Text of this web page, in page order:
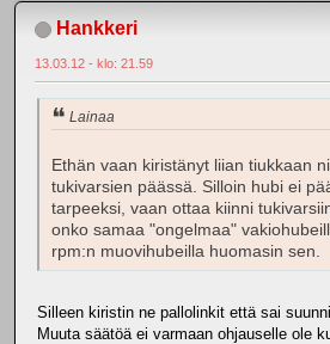
Hankkeri
13.03.12 - klo: 21.59
Lainaa
Ethän vaan kiristänyt liian tiukkaan
tukivarsien päässä. Silloin hubi ei
tarpeeksi, vaan ottaa kiinni
onko samaa "ongelmaa"
rpm:n muovihubeilla huomasin sen.
Silleen kiristin ne pallolinkit että sai
Muuta säätöä ei varmaan ohjauselle ole